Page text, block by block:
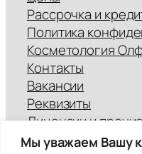
Мы уважаем Вашу
Рассрочка и
Политика
Косметология
Контакты
Вакансии
Реквизиты
Лицензии и
Отзывы